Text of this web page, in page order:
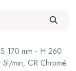
170 mm - H 260
min, CR Chromé